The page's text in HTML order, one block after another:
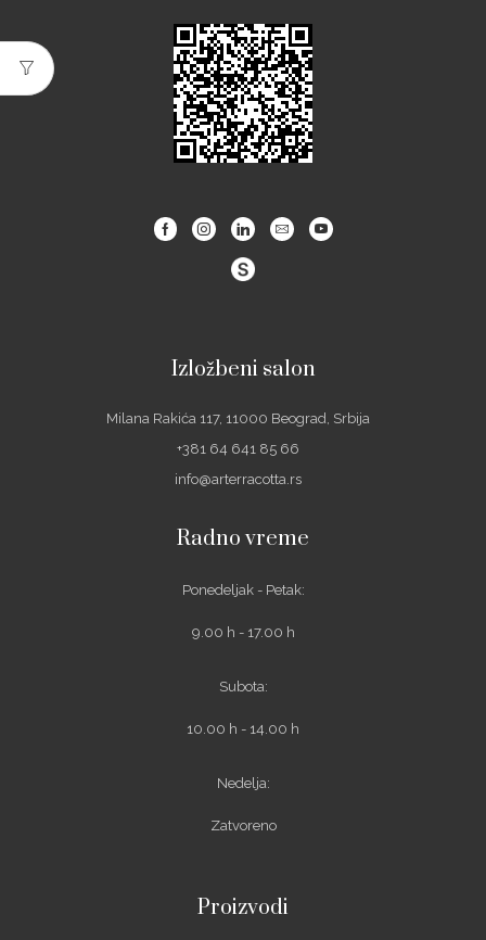
FacebookInstagramLinkedinEmail Youtube
Izložbeni salon
Milana Rakića 117, 11000 Beograd, Srbija
+381 64 641 85 66
info@arterracotta.rs
Radno vreme
Ponedeljak - Petak:
9.00 h - 17.00 h
Subota:
10.00 h - 14.00 h
Nedelja:
Zatvoreno
Proizvodi